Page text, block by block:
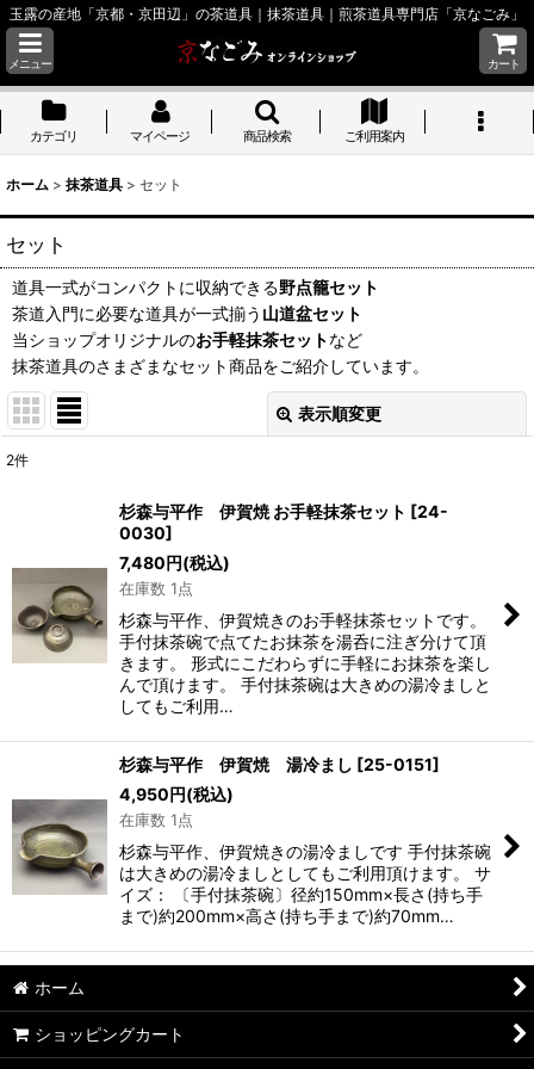
玉露の産地「京都・京田辺」の茶道具｜抹茶道具｜煎茶道具専門店「京なごみ」
メニュー カート
カテゴリ マイページ 商品検索 ご利用案内
ホーム > 抹茶道具 > セット
セット
道具一式がコンパクトに収納できる野点籠セット
茶道入門に必要な道具が一式揃う 山道盆セット
当ショップオリジナルのお手軽抹茶セットなど
抹茶道具のさまざまなセット商品をご紹介しています。
表示順変更
絞り込む
2件
杉森与平作 伊賀焼 お手軽抹茶セット [24-
0030]
7,480円(税込)
在庫数 1点
杉森与平作、伊賀焼きのお手軽抹茶セットです。
手付抹茶碗で点てたお抹茶を湯呑に注ぎ分けて頂
きます。 形式にこだわらずに手軽にお抹茶を楽し
んで頂けます。 手付抹茶碗は大きめの湯冷ましと
してもご利用…
杉森与平作 伊賀焼 湯冷まし [25-0151]
4,950円(税込)
在庫数 1点
杉森与平作、伊賀焼きの湯冷ましです 手付抹茶碗
は大きめの湯冷ましとしてもご利用頂けます。 サ
イズ： 〔手付抹茶碗〕径約150mm×長さ(持ち手
まで)約200mm×高さ(持ち手まで)約70mm…
ホーム
ショッピングカート